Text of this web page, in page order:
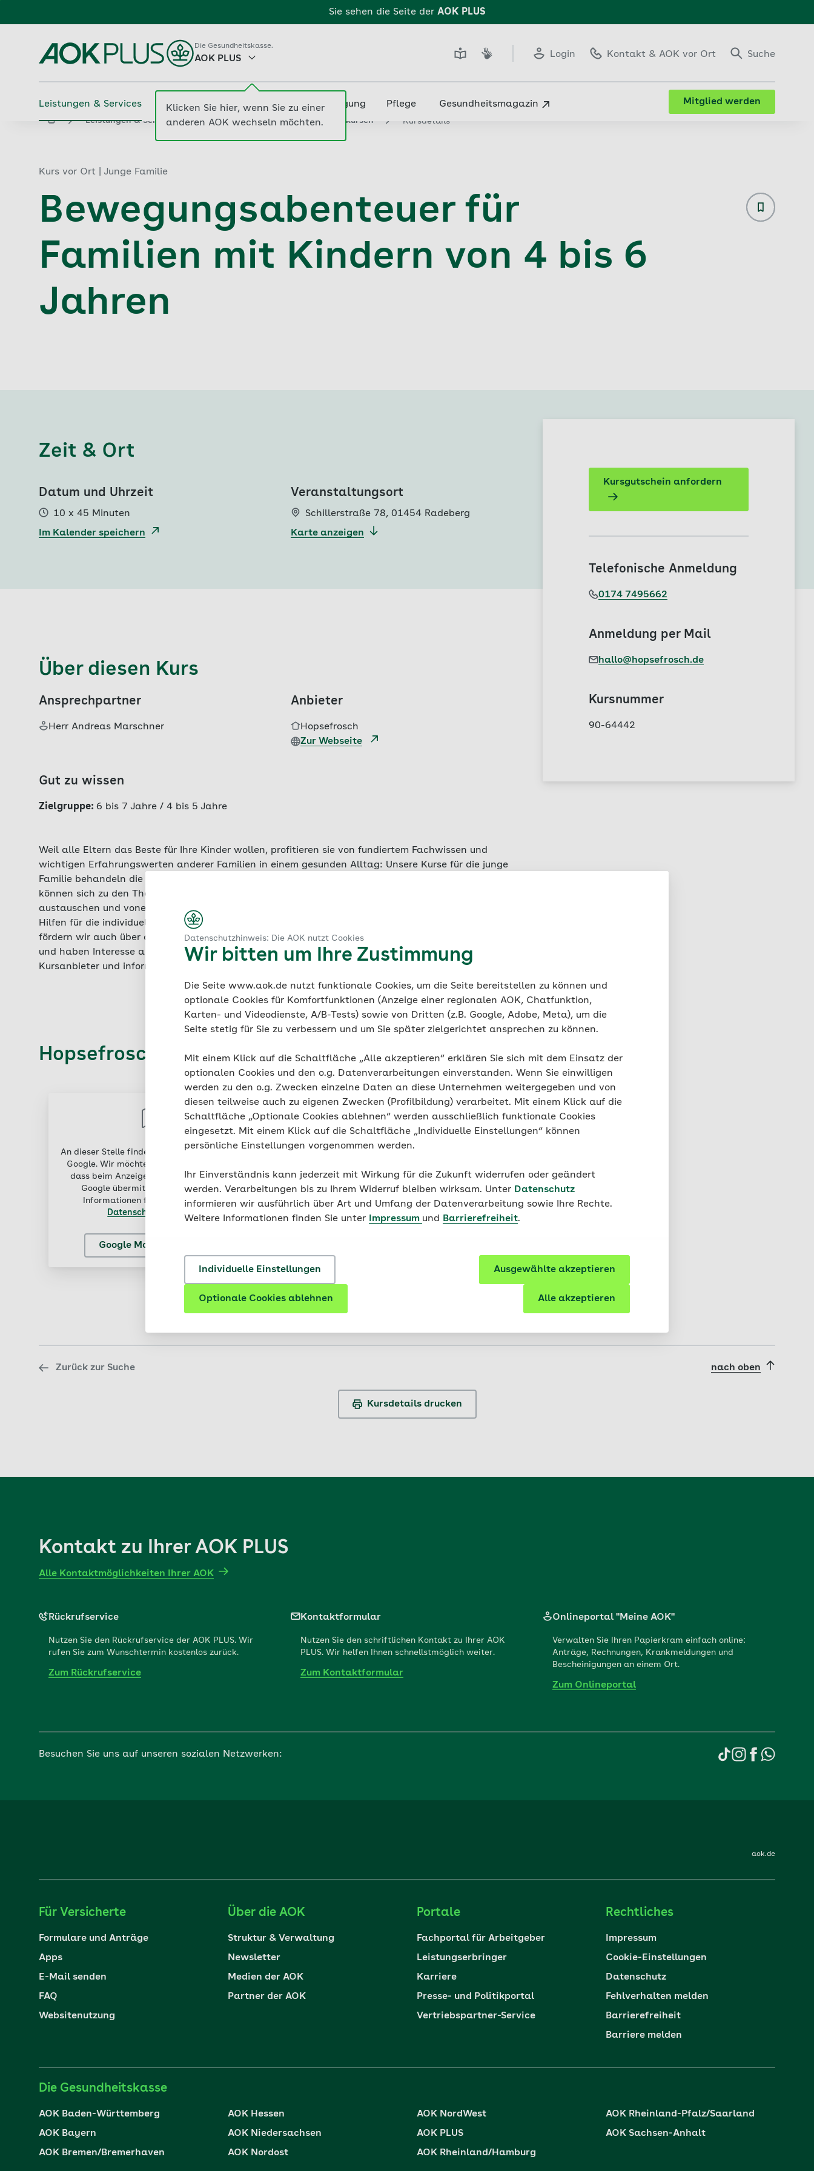
Datenschutzhinweis: Die AOK nutzt Cookies
Wir bitten um Ihre Zustimmung
Die Seite www.aok.de nutzt funktionale Cookies, um die Seite bereitstellen zu können und
optionale Cookies für Komfortfunktionen (Anzeige einer regionalen AOK, Chatfunktion,
Karten- und Videodienste, A/B-Tests) sowie von Dritten (z.B. Google, Adobe, Meta), um die
Seite stetig für Sie zu verbessern und um Sie später zielgerichtet ansprechen zu können.
Mit einem Klick auf die Schaltfläche „Alle akzeptieren“ erklären Sie sich mit dem Einsatz der
optionalen Cookies und den o.g. Datenverarbeitungen einverstanden. Wenn Sie einwilligen
werden zu den o.g. Zwecken einzelne Daten an diese Unternehmen weitergegeben und von
diesen teilweise auch zu eigenen Zwecken (Profilbildung) verarbeitet. Mit einem Klick auf die
Schaltfläche „Optionale Cookies ablehnen“ werden ausschließlich funktionale Cookies
eingesetzt. Mit einem Klick auf die Schaltfläche „Individuelle Einstellungen“ können
persönliche Einstellungen vorgenommen werden.
Ihr Einverständnis kann jederzeit mit Wirkung für die Zukunft widerrufen oder geändert
werden. Verarbeitungen bis zu Ihrem Widerruf bleiben wirksam. Unter Datenschutz
informieren wir ausführlich über Art und Umfang der Datenverarbeitung sowie Ihre Rechte.
Weitere Informationen finden Sie unter
Impressum und Barrierefreiheit.
Individuelle Einstellungen Ausgewählte akzeptieren
Optionale Cookies ablehnen Alle akzeptieren
Sie sehen die Seite der AOK PLUS
Die Gesundheitskasse.
Klicken Sie hier, wenn Sie zu einer
anderen AOK wechseln möchten.
AOK PLUS Login Kontakt & AOK vor Ort Suche
Leistungen & Services Beiträge & Tarife Medizin & Versorgung Pflege Gesundheitsmagazin Mitglied werden
aok.de Leistungen & Services ... Suche nach Gesundheitskursen Kursdetails
Kurs vor Ort | Junge Familie
Bewegungsabenteuer für
Familien mit Kindern von 4 bis 6
Jahren
Zeit & Ort
Datum und Uhrzeit
10 x 45 Minuten
Im Kalender speichern
Veranstaltungsort
Schillerstraße 78, 01454 Radeberg
Karte anzeigen
Kursgutschein anfordern
Telefonische Anmeldung
0174 7495662
Anmeldung per Mail
hallo@hopsefrosch.de
Kursnummer
90-64442
Über diesen Kurs
Ansprechpartner
Herr Andreas Marschner
Anbieter
Hopsefrosch
Zur Webseite
Gut zu wissen
Zielgruppe: 6 bis 7 Jahre / 4 bis 5 Jahre
Weil alle Eltern das Beste für Ihre Kinder wollen, profitieren sie von fundiertem Fachwissen und
wichtigen Erfahrungswerten anderer Familien in einem gesunden Alltag: Unsere Kurse für die junge
Familie behandeln die unterschiedlichsten Fragen im Leben einer Familie. Teilnehmende Familien
können sich zu den Themen Bewegung, Ernährung, familiäre Stressbewältigung und Suchtprävention
austauschen und voneinander lernen. Unter professioneller Kursleitung erarbeiten Sie alltagstauglich
Hilfen für die individuellen Bedürfnisse Ihrer Familie. Mit weiterführenden Angeboten in Ihrer Region
fördern wir auch über die Kurszeit hinaus die Gesundheit Ihrer Familie. Sie sind neugierig geworden
und haben Interesse an unseren Angeboten für die junge Familie? Dann kontaktieren Sie den
Kursanbieter und informieren Sie sich zu passenden Angeboten, Kursinhalten und deren Ablauf.
Hopsefrosch
An dieser Stelle finden Sie externen Inhalt von
Google. Wir möchten Sie darauf hinweisen,
dass beim Anzeigen des Inhalts Daten an
Google übermittelt werden. Weitere
Informationen finden Sie in unserer
Datenschutzerklärung
Google Maps aktivieren
Veranstaltungsort
Schillerstraße 78,
01454 Radeberg
Route planen
Zurück zur Suche nach oben
Kursdetails drucken
Kontakt zu Ihrer AOK PLUS
Alle Kontaktmöglichkeiten Ihrer AOK
Rückrufservice
Nutzen Sie den Rückrufservice der AOK PLUS. Wir
rufen Sie zum Wunschtermin kostenlos zurück.
Zum Rückrufservice
Kontaktformular
Nutzen Sie den schriftlichen Kontakt zu Ihrer AOK
PLUS. Wir helfen Ihnen schnellstmöglich weiter.
Zum Kontaktformular
Onlineportal "Meine AOK"
Verwalten Sie Ihren Papierkram einfach online:
Anträge, Rechnungen, Krankmeldungen und
Bescheinigungen an einem Ort.
Zum Onlineportal
Besuchen Sie uns auf unseren sozialen Netzwerken:
aok.de
Für Versicherte
Formulare und Anträge
Apps
E-Mail senden
FAQ
Websitenutzung
Über die AOK
Struktur & Verwaltung
Newsletter
Medien der AOK
Partner der AOK
Portale
Fachportal für Arbeitgeber
Leistungserbringer
Karriere
Presse- und Politikportal
Vertriebspartner-Service
Rechtliches
Impressum
Cookie-Einstellungen
Datenschutz
Fehlverhalten melden
Barrierefreiheit
Barriere melden
Die Gesundheitskasse
AOK Baden-Württemberg
AOK Bayern
AOK Bremen/Bremerhaven
AOK Hessen
AOK Niedersachsen
AOK Nordost
AOK NordWest
AOK PLUS
AOK Rheinland/Hamburg
AOK Rheinland-Pfalz/Saarland
AOK Sachsen-Anhalt